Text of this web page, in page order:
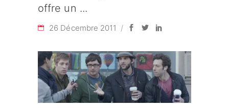
offre un
26 Décembre 2011